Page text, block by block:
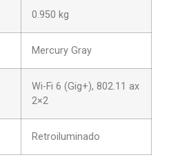
0.950 kg
Mercury Gray
Wi-Fi 6 (Gig+), 802.11 ax
2×2
Retroiluminado